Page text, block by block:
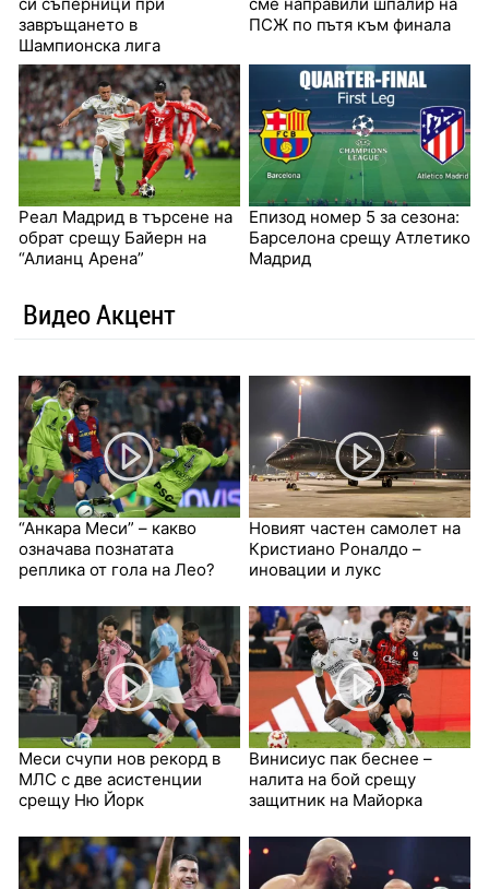
завръщането в
Шампионска лига
ПСЖ по пътя към финала
Реал Мадрид в търсене на
обрат срещу Байерн на
“Алианц Арена”
Епизод номер 5 за сезона:
Барселона срещу Атлетико
Мадрид
Видео Акцент
“Анкара Меси” – какво
означава познатата
реплика от гола на Лео?
Новият частен самолет на
Кристиано Роналдо –
иновации и лукс
Меси счупи нов рекорд в
МЛС с две асистенции
срещу Ню Йорк
Винисиус пак беснее –
налита на бой срещу
защитник на Майорка